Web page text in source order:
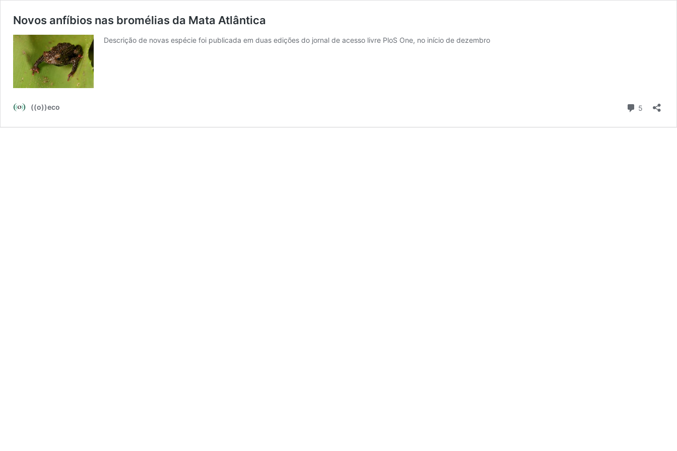
Novos anfíbios nas bromélias da Mata Atlântica
Descrição de novas espécie foi publicada em duas edições do jornal de acesso livre PloS One, no início de dezembro
((o))eco 5